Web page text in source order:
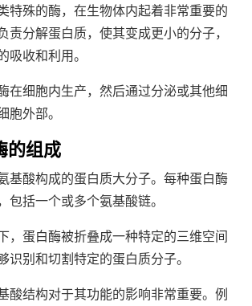
特殊的酶，在生物体内起着非常重要的
责分解蛋白质，使其变成更小的分子，
吸收和利用。
在细胞内生产，然后通过分泌或其他细
胞外部。
的组成
基酸构成的蛋白质大分子。每种蛋白酶
包括一个或多个氨基酸链。
，蛋白酶被折叠成一种特定的三维空间
识别和切割特定的蛋白质分子。
酸结构对于其功能的影响非常重要。例